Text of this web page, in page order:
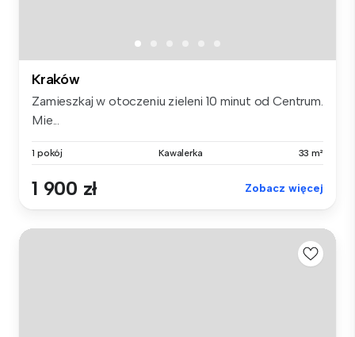
Kraków
Zamieszkaj w otoczeniu zieleni 10 minut od Centrum.
Mie...
1 pokój Kawalerka 33 m²
1 900 zł Zobacz więcej